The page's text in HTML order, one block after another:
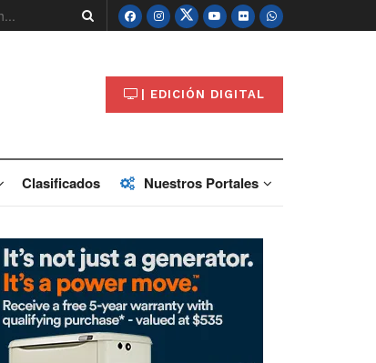
| EDICIÓN DIGITAL
Clasificados Nuestros Portales